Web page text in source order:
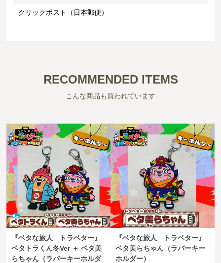
クリックポスト（日本郵便）
RECOMMENDED ITEMS
こんな商品も買われています
『ベタな旅人 トラベター』
ベタトラくん冬Ver ＋ ベタ美
らちゃん（ラバーキーホルダ
『ベタな旅人 トラベター』
ベタ美らちゃん（ラバーキー
ホルダー）